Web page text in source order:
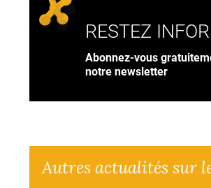
RESTEZ
Abonnez-vous
notre newsletter
Autres actualités sur